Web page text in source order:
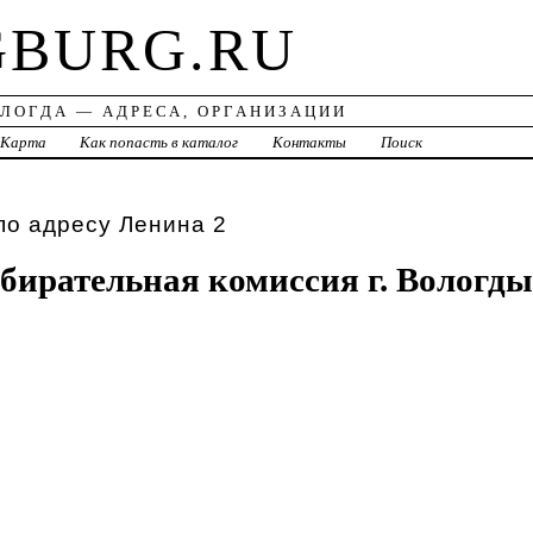
— АДРЕСА, ОРГАНИЗАЦИИ
Карта Как попасть в каталог Контакты Поиск
адресу Ленина 2
комиссия г. Вологды